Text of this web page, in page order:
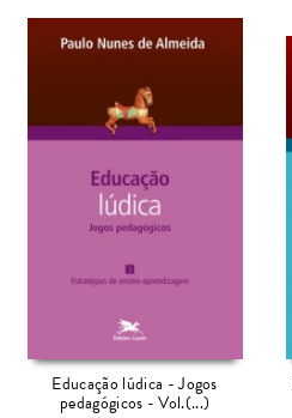
Educação lúdica - Jogos
pedagógicos - Vol.(...)